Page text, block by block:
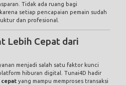
Tidak ada ruang bagi
setiap pencapaian pemain sudah
dan profesional.
Lebih Cepat dari
menjadi salah satu faktor kunci
hiburan digital. Tunai4D hadir
cepat yang mampu memproses transaksi